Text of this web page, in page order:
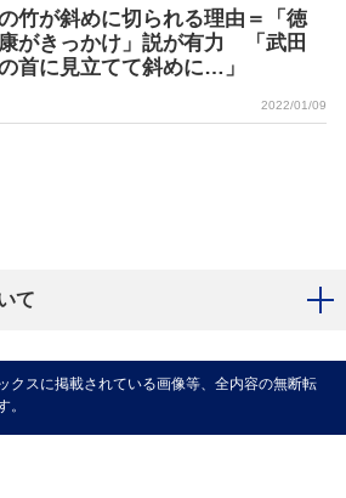
竹が斜めに切られる理由＝「徳
がきっかけ」説が有力 「武田
首に見立てて斜めに…」
2022/01/09
て
スに掲載されている画像等、全内容の無断転
。